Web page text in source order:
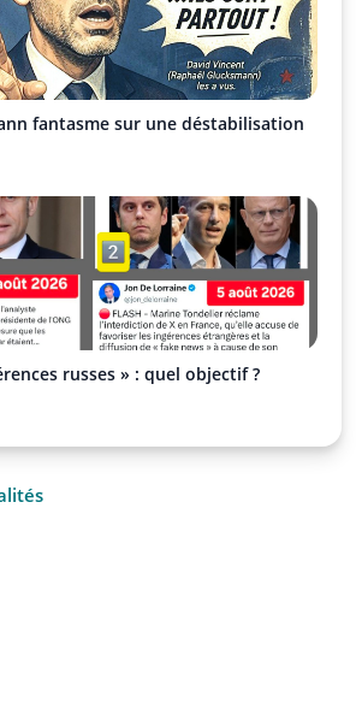
fantasme sur une déstabilisation
russes » : quel objectif ?